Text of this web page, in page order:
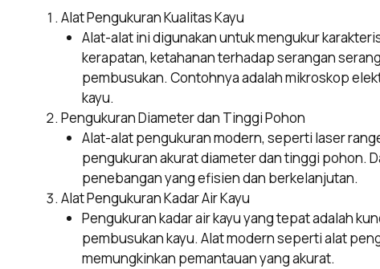
Alat Pengukuran Kualitas Kayu
Alat-alat ini digunakan untuk mengukur
kerapatan, ketahanan terhadap serangan
pembusukan. Contohnya adalah mikroskop
kayu.
Pengukuran Diameter dan Tinggi Pohon
Alat-alat pengukuran modern, seperti laser
pengukuran akurat diameter dan tinggi pohon.
penebangan yang efisien dan berkelanjutan.
Alat Pengukuran Kadar Air Kayu
Pengukuran kadar air kayu yang tepat adalah
pembusukan kayu. Alat modern seperti alat
memungkinkan pemantauan yang akurat.